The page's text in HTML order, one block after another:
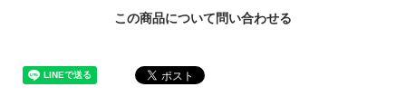
この商品について問い合わせる